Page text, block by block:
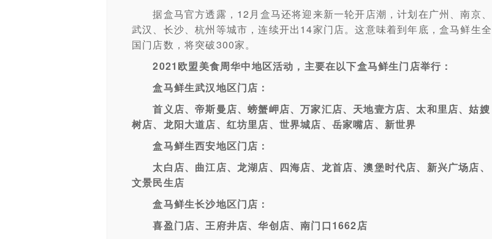
据盒马官方透露，12月盒马还将迎来新一轮开店潮，计划在广州、南京、
武汉、长沙、杭州等城市，连续开出14家门店。这意味着到年底，盒马鲜生全
国门店数，将突破300家。
2021欧盟美食周华中地区活动，主要在以下盒马鲜生门店举行：
盒马鲜生武汉地区门店：
首义店、帝斯曼店、螃蟹岬店、万家汇店、天地壹方店、太和里店、姑嫂
树店、龙阳大道店、红坊里店、世界城店、岳家嘴店、新世界
盒马鲜生西安地区门店：
太白店、曲江店、龙湖店、四海店、龙首店、澳堡时代店、新兴广场店、
文景民生店
盒马鲜生长沙地区门店：
喜盈门店、王府井店、华创店、南门口1662店